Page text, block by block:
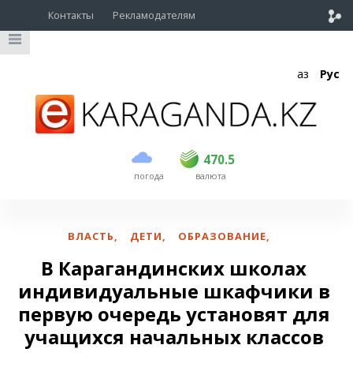
Контакты Рекламодателям
Қаз Рус
погода
470.5
USD 469 470.5
EUR валюта
ВЛАСТЬ, ДЕТИ, ОБРАЗОВАНИЕ,
В Карагандинских школах
индивидуальные шкафчики в
первую очередь установят для
учащихся начальных классов